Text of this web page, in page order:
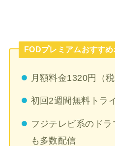
FODプレミアムおすすめ
月額料金1320円（税
初回2週間無料トラ
フジテレビ系のド
も多数配信